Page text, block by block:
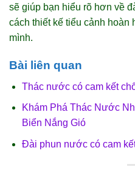
sẽ giúp bạn hiểu rõ hơn về
cách thiết kế tiểu cảnh hoàn
mình.
Bài liên quan
Thác nước có cam kết
Khám Phá Thác Nước
Biển Nắng Gió
Đài phun nước có cam